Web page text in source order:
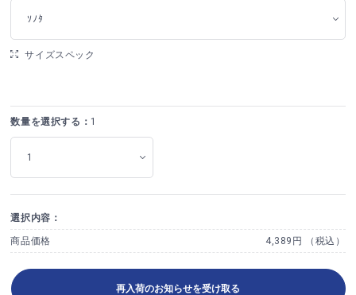
ｿﾉﾀ
サイズスペック
数量を選択する： 1
選択内容：
商品価格 4,389円 （税込）
再入荷のお知らせを受け取る